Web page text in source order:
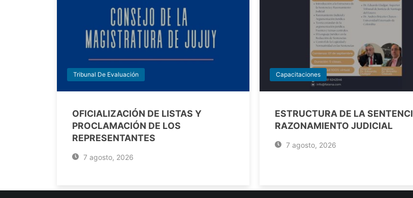
Tribunal De Evaluación
OFICIALIZACIÓN DE LISTAS Y
PROCLAMACIÓN DE LOS
REPRESENTANTES
7 agosto, 2026
Capacitaciones
ESTRUCTURA DE LA
RAZONAMIENTO JUDICIAL
7 agosto, 2026